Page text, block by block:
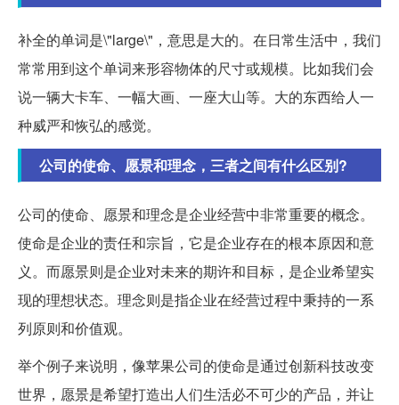
补全的单词是\"large\"，意思是大的。在日常生活中，我们
常常用到这个单词来形容物体的尺寸或规模。比如我们会
说一辆大卡车、一幅大画、一座大山等。大的东西给人一
种威严和恢弘的感觉。
公司的使命、愿景和理念，三者之间有什么区别?
公司的使命、愿景和理念是企业经营中非常重要的概念。
使命是企业的责任和宗旨，它是企业存在的根本原因和意
义。而愿景则是企业对未来的期许和目标，是企业希望实
现的理想状态。理念则是指企业在经营过程中秉持的一系
列原则和价值观。
举个例子来说明，像苹果公司的使命是通过创新科技改变
世界，愿景是希望打造出人们生活必不可少的产品，并让